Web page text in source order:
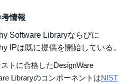
情報
Software Libraryならびに
IPは既に提供を開始している。
トに合格したDesignWare
LibraryのコンポーネントはNIST